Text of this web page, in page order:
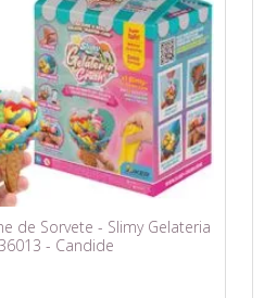
de Sorvete - Slimy Gelateria
- Candide